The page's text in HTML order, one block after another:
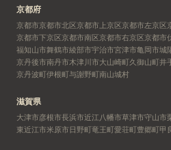
京都府
京都市京都市北区京都市上京区京都市左京区
京都市下京区京都市南区京都市右京区京都市
福知山市舞鶴市綾部市宇治市宮津市亀岡市城
京丹後市南丹市木津川市大山崎町久御山町井
京丹波町伊根町与謝野町南山城村
滋賀県
大津市彦根市長浜市近江八幡市草津市守山市
東近江市米原市日野町竜王町愛荘町豊郷町甲